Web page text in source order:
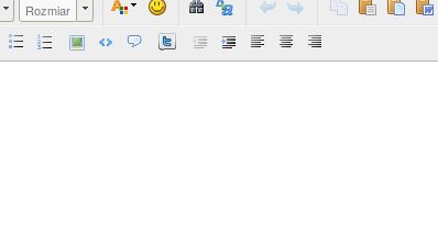
Rozmiar